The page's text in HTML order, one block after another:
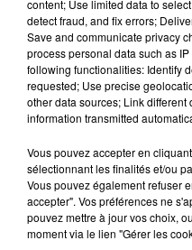
Musique
5 août 2026
Benny
Tiny
content; Use limited data to
detect fraud, and fix errors;
Save and communicate privacy
process personal data such as
following functionalities: Identify
requested; Use precise
other data sources; Link
information transmitted
Vous pouvez accepter en
sélectionnant les finalités et/ou
Vous pouvez également refuser
accepter". Vos préférences ne
pouvez mettre à jour vos choix,
moment via le lien "Gérer les